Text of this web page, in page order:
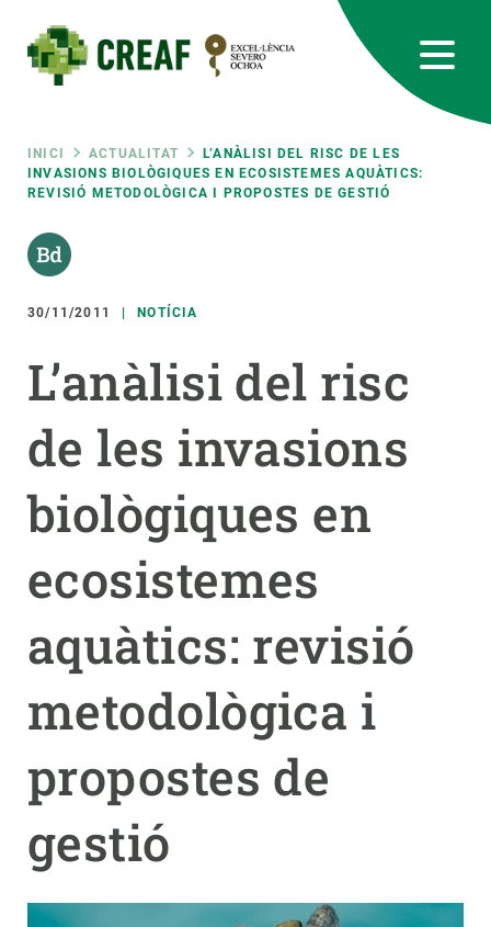
contingut
Fil
d'ariadna
INICI ACTUALITAT
L’ANÀLISI DEL RISC DE LES
INVASIONS BIOLÒGIQUES EN ECOSISTEMES AQUÀTICS:
REVISIÓ METODOLÒGICA I PROPOSTES DE GESTIÓ
30/11/2011 NOTÍCIA
L’anàlisi del risc
de les invasions
biològiques en
ecosistemes
aquàtics: revisió
metodològica i
propostes de
gestió
RRSS
Featured
responsive
Responsive
menu
RECERCA
CIÈNCIA EN ACCIÓ
NOTÍCIES I AGENDA